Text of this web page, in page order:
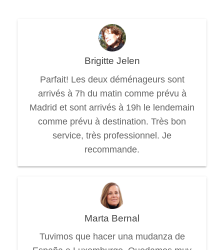
Brigitte Jelen
Parfait! Les deux déménageurs sont
arrivés à 7h du matin comme prévu à
Madrid et sont arrivés à 19h le lendemain
comme prévu à destination. Très bon
service, très professionnel. Je
recommande.
Marta Bernal
Tuvimos que hacer una mudanza de